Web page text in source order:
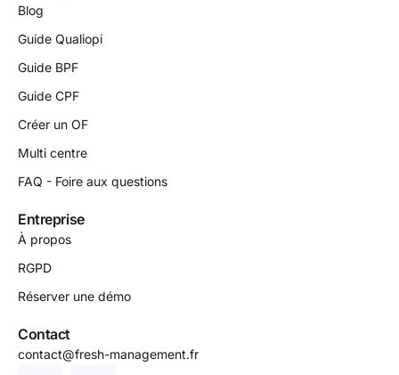
Blog
Guide Qualiopi
Guide BPF
Guide CPF
Créer un OF
Multi centre
FAQ - Foire aux questions
Entreprise
À propos
RGPD
Réserver une démo
Contact
contact@fresh-management.fr